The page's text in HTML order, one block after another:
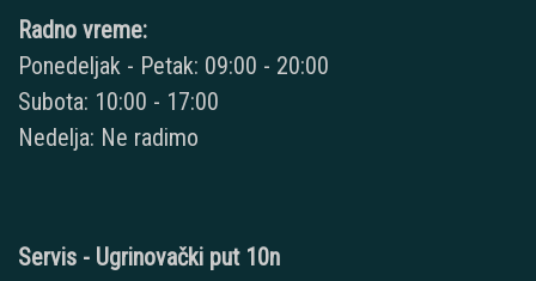
Radno vreme:
Ponedeljak - Petak: 09:00 - 20:00
Subota: 10:00 - 17:00
Nedelja: Ne radimo
Servis - Ugrinovački put 10n